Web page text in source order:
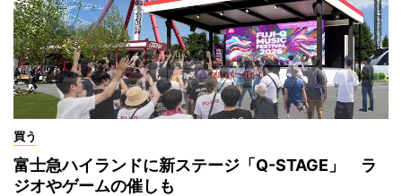
買う
富士急ハイランドに新ステージ「Q-STAGE」 ラ
ジオやゲームの催しも